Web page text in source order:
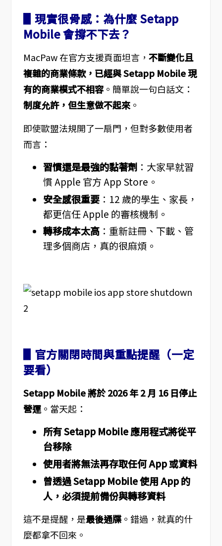
▋現實很骨感：為什麼 Setapp
Mobile 會撐不下去？
MacPaw 在官方支援頁面坦言， 不斷變化且
複雜的商業條款，已經與 Setapp Mobile 現
有的商業模式不相容。簡單說一句白話文：
制度允許，但生意做不起來。
即使歐盟法規開了一扇門，但對多數使用者
而言：
習慣還是最強的黏著劑：大家早就習
慣 Apple 官方 App Store。
安全感很重要：12 歲的學生、家長，
都更信任 Apple 的審核機制。
轉移成本太高：重新註冊、下載、管
理多個商店，真的很麻煩。
▋官方關閉時間與重點提醒（一定
要看）
Setapp Mobile 將於 2026 年 2 月 16 日停止
營運。當天起：
所有 Setapp Mobile 應用程式將從平
台移除
使用者將無法再存取任何 App 或資料
曾透過 Setapp Mobile 使用 App 的
人，必須提前備份與轉移資料
這不是提醒，是最後通牒。錯過，就真的什
麼都拿不回來。